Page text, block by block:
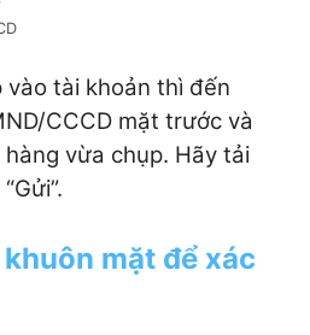
vào tài khoản thì đến
CCCD mặt trước và
vừa chụp. Hãy tải
mặt để xác